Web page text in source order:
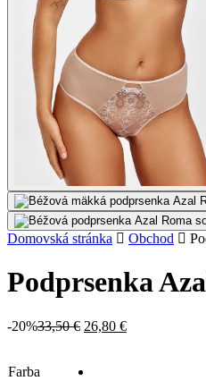
Domovská stránka Obchod
Podprsenka
-20%33,50€ Original
26,80 €Current
Farba